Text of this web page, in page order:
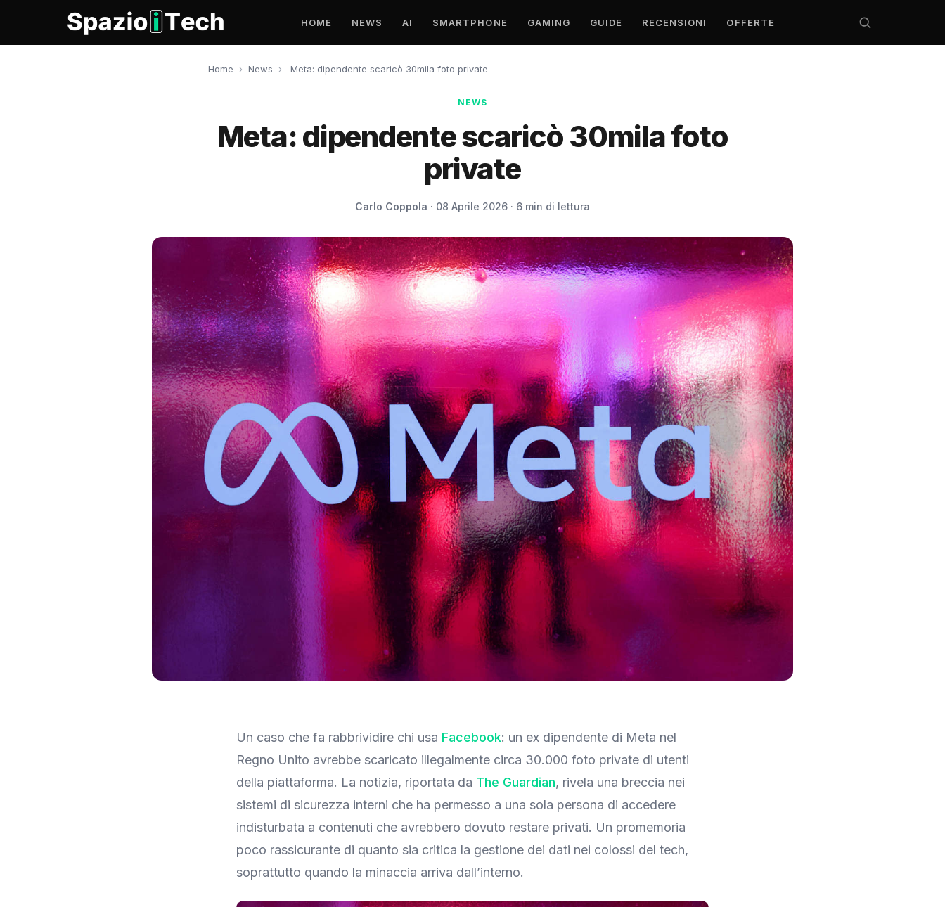
HOME NEWS AI SMARTPHONE GAMING GUIDE RECENSIONI OFFERTE
Home › News › Meta: dipendente scaricò 30mila foto private
NEWS
Meta: dipendente scaricò 30mila foto
private
Carlo Coppola · 08 Aprile 2026 · 6 min di lettura
Un caso che fa rabbrividire chi usa Facebook: un ex dipendente di Meta nel
Regno Unito avrebbe scaricato illegalmente circa 30.000 foto private di utenti
della piattaforma. La notizia, riportata da The Guardian, rivela una breccia nei
sistemi di sicurezza interni che ha permesso a una sola persona di accedere
indisturbata a contenuti che avrebbero dovuto restare privati. Un promemoria
poco rassicurante di quanto sia critica la gestione dei dati nei colossi del tech,
soprattutto quando la minaccia arriva dall’interno.